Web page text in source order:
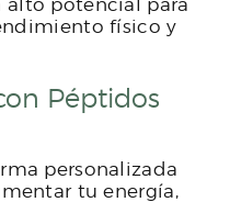
físico y
Péptidos
personalizada
tu energía,